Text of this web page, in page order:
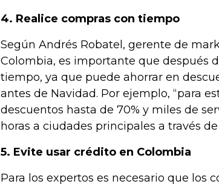
4. Realice compras con tiempo
Según Andrés Robatel, gerente de
Colombia, es importante que después
tiempo, ya que puede ahorrar en
antes de Navidad. Por ejemplo, “para
descuentos hasta de 70% y miles de
horas a ciudades principales a través
5. Evite usar crédito en Colombia
Para los expertos es necesario que los